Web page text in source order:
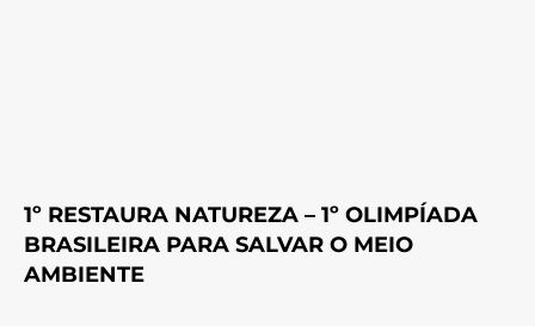
1º RESTAURA NATUREZA – 1º OLIMPÍADA
BRASILEIRA PARA SALVAR O MEIO
AMBIENTE